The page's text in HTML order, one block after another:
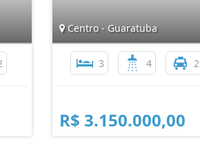
Centro - Guaratuba
3 4 2
R$ 3.150.000,00